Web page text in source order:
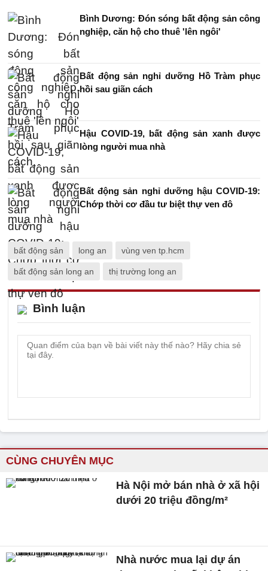
Bình Dương: Đón sóng bất động sản công
nghiệp, căn hộ cho thuê 'lên ngôi'
Bất động sản nghỉ dưỡng Hồ Tràm phục
hồi sau giãn cách
Hậu COVID-19, bất động sản xanh được
lòng người mua nhà
Bất động sản nghỉ dưỡng hậu COVID-19:
Chớp thời cơ đầu tư biệt thự ven đô
bất động sản long an vùng ven tp.hcm
bất động sản long an thị trường long an
Bình luận
CÙNG CHUYÊN MỤC
Hà Nội mở bán nhà ở xã hội
dưới 20 triệu đồng/m²
Nhà nước mua lại dự án